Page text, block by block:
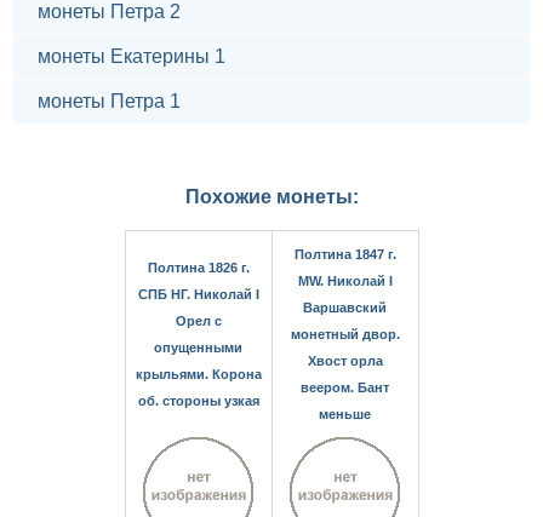
монеты Петра 2
монеты Екатерины 1
монеты Петра 1
Похожие монеты:
Полтина 1826 г.
СПБ НГ. Николай I
Орел с
опущенными
крыльями. Корона
об. стороны узкая
Полтина 1847 г.
MW. Николай I
Варшавский
монетный двор.
Хвост орла
веером. Бант
меньше